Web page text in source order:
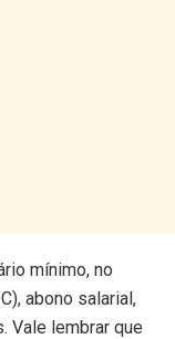
mínimo, no
abono salarial,
Vale lembrar que